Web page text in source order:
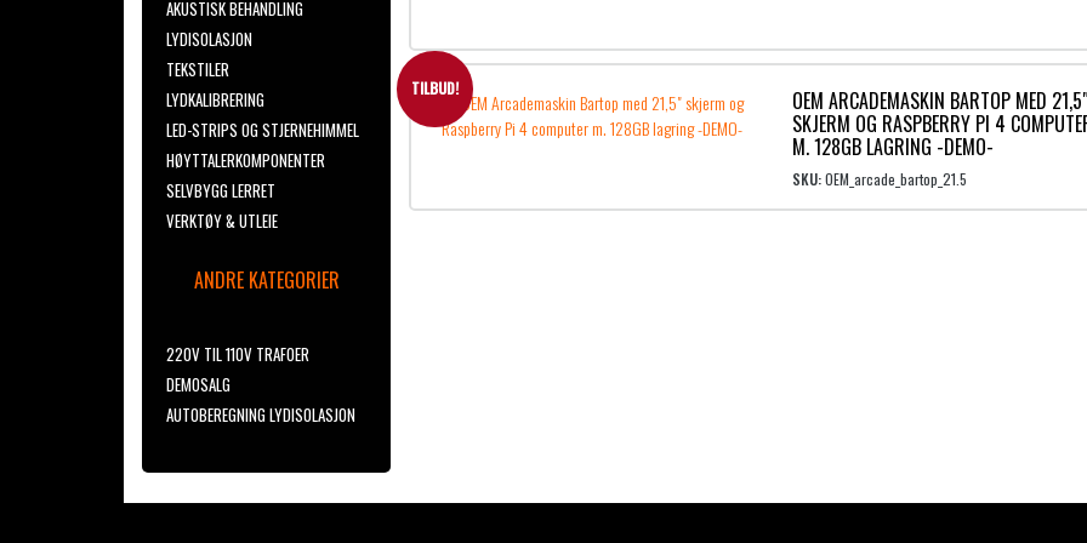
AKUSTISK BEHANDLING
LYDISOLASJON
TEKSTILER
LYDKALIBRERING
LED-STRIPS OG STJERNEHIMMEL
HØYTTALERKOMPONENTER
SELVBYGG LERRET
VERKTØY & UTLEIE
ANDRE KATEGORIER
220V TIL 110V TRAFOER
DEMOSALG
AUTOBEREGNING LYDISOLASJON
TILBUD! OEM ARCADEMASKIN BARTOP MED 21,5″
SKJERM OG RASPBERRY PI 4
M. 128GB LAGRING -DEMO-
SKU:OEM_arcade_bartop_21.5